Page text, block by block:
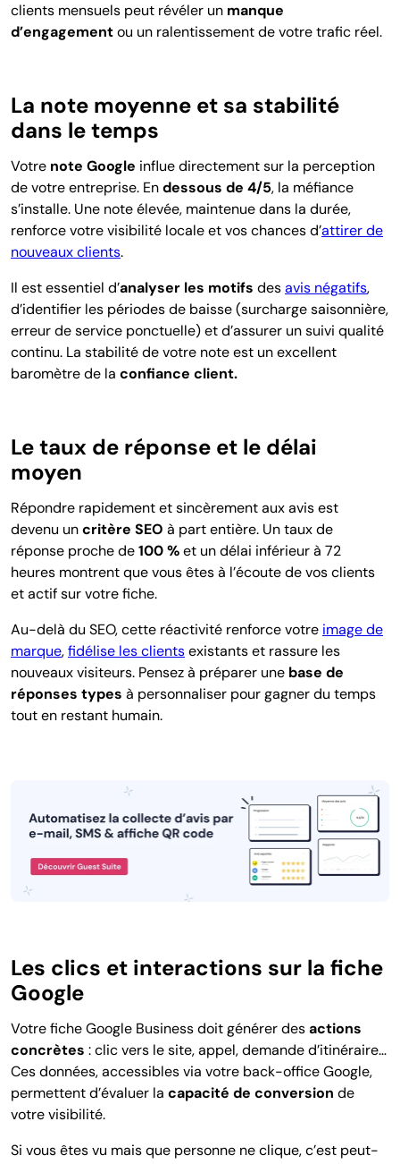
clients mensuels peut révéler un manque
d’engagementou un ralentissement de votre trafic réel.
La note moyenne et sa stabilité
dans le temps
Votre note Google influe directement sur la perception
de votre entreprise. Endessous de 4/5, la méfiance
s’installe. Une note élevée, maintenue dans la durée,
renforce votre visibilité locale et vos chances d’attirer de
nouveaux clients.
Il est essentiel d’analyser les motifs desavis négatifs,
d’identifier les périodes de baisse (surcharge saisonnière,
erreur de service ponctuelle) et d’assurer un suivi qualité
continu. La stabilité de votre note est un excellent
baromètre de la confiance client.
Le taux de réponse et le délai
moyen
Répondre rapidement et sincèrement aux avis est
devenu uncritère SEO à part entière. Un taux de
réponse proche de100 %et un délai inférieur à 72
heures montrent que vous êtes à l’écoute de vos clients
et actif sur votre fiche.
Au-delà du SEO, cette réactivité renforce votre image de
marque,fidélise les clientsexistants et rassure les
nouveaux visiteurs. Pensez à préparer une base de
réponses types à personnaliser pour gagner du temps
tout en restant humain.
Les clics et interactions sur la fiche
Google
Votre fiche Google Business doit générer desactions
concrètes : clic vers le site, appel, demande d’itinéraire…
Ces données, accessibles via votre back-office Google,
permettent d’évaluer la capacité de conversion de
votre visibilité.
Si vous êtes vu mais que personne ne clique, c’est peut-